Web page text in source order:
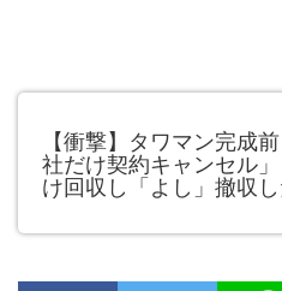
【衝撃】タワマン完成
社だけ契約キャンセル
け回収し「よし」撤収